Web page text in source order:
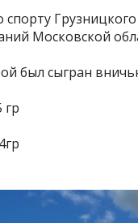
Московской
был сыгран